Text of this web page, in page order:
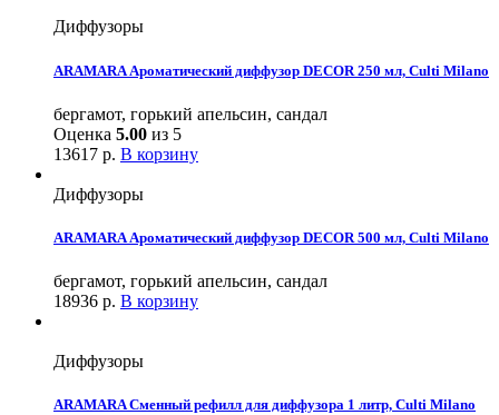
Диффузоры
ARAMARA Ароматический диффузор DECOR 250 мл, Culti Milano
бергамот, горький апельсин, сандал
Оценка 5.00 из 5
13617 р. В корзину
Диффузоры
ARAMARA Ароматический диффузор DECOR 500 мл, Culti Milano
бергамот, горький апельсин, сандал
18936 р. В корзину
Диффузоры
ARAMARA Сменный рефилл для диффузора 1 литр, Culti Milano